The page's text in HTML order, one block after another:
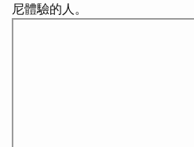
尼體驗的人。